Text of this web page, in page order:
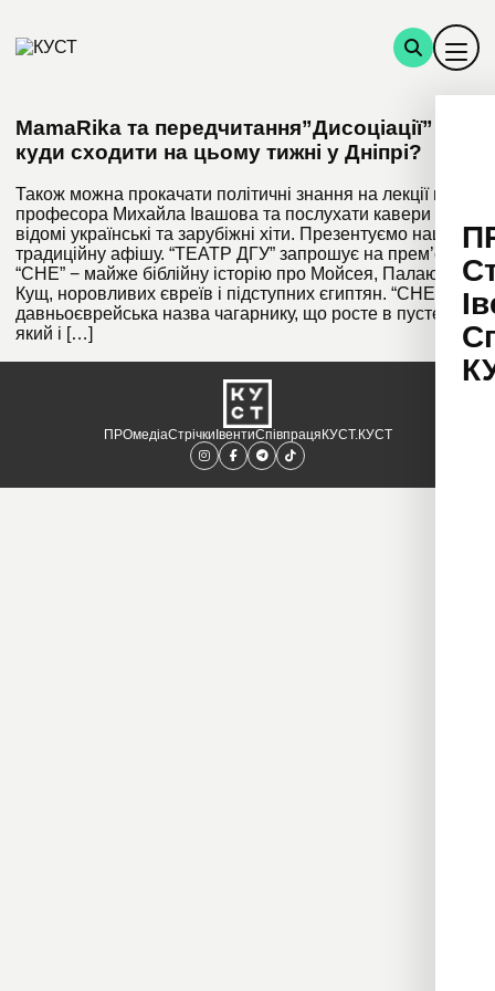
MamaRika та передчитання”Дисоціації” −
куди сходити на цьому тижні у Дніпрі?
Також можна прокачати політичні знання на лекції від
професора Михайла Івашова та послухати кавери на
відомі українські та зарубіжні хіти. Презентуємо нашу
традиційну афішу. “ТЕАТР ДГУ” запрошує на прем’єру
“СНЕ” − майже біблійну історію про Мойсея, Палаючий
Кущ, норовливих євреїв і підступних єгиптян. “СНЕ” − це
давньоєврейська назва чагарнику, що росте в пустелі,
який і […]
ПРОмедіаСтрічки ІвентиСпівпраця КУСТ.КУСТ